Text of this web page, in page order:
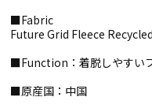
■Fabric
Future Grid Fleece
■Function：着脱しやすい
■原産国：中国